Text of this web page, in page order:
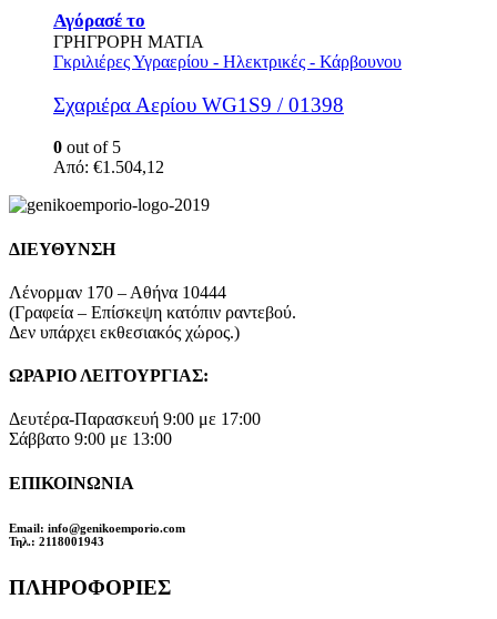
Αγόρασέ το
το
προϊόν
πολλαπλές
παραλλαγές.
επιλογές
μπορούν
να
επιλεγούν
προϊόντος
ΓΡΗΓΡΟΡΗ ΜΑΤΙΑ
Γκριλιέρες Υγραερίου - Ηλεκτρικές - Κάρβουνου
Σχαριέρα Αερίου WG1S9 / 01398
0 out of 5
Από: €1.504,12
ΔΙΕΥΘΥΝΣΗ
Λένορμαν 170 – Αθήνα 10444
(Γραφεία – Επίσκεψη κατόπιν ραντεβού.
Δεν υπάρχει εκθεσιακός χώρος.)
ΩΡΑΡΙΟ ΛΕΙΤΟΥΡΓΙΑΣ:
Δευτέρα-Παρασκευή 9:00 με 17:00
Σάββατο 9:00 με 13:00
ΕΠΙΚΟΙΝΩΝΙΑ
Email: info@genikoemporio.com
Τηλ.: 2118001943
ΠΛΗΡΟΦΟΡΙΕΣ